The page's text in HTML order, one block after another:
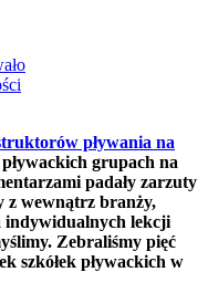
pływania na
pływackich grupach na
padały zarzuty
z wewnątrz branży,
indywidualnych lekcji
Zebraliśmy pięć
szkółek pływackich w